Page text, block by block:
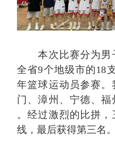
本次比赛分为男
全省9个地级市的18
年篮球运动员参赛
门、漳州、宁德、福
。经过激烈的比拼
线，最后获得第三名。